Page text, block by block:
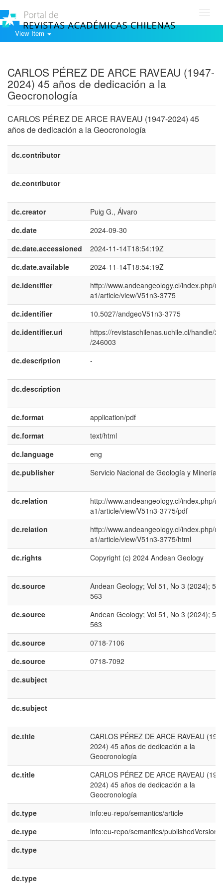
View Item
CARLOS PÉREZ DE ARCE RAVEAU (1947-
2024) 45 años de dedicación a la
Geocronología
CARLOS PÉREZ DE ARCE RAVEAU (1947-2024) 45
años de dedicación a la Geocronología
dc.contributor
dc.contributor
dc.creator
Puig G., Álvaro
dc.date
2024-09-30
dc.date.accessioned
2024-11-14T18:54:19Z
dc.date.available
2024-11-14T18:54:19Z
dc.identifier
http://www.andeangeology.cl/index.php/
a1/article/view/V51n3-3775
dc.identifier
10.5027/andgeoV51n3-3775
dc.identifier.uri
https://revistaschilenas.uchile.cl/handle/
/246003
dc.description
-
dc.description -
dc.format
application/pdf
dc.format
text/html
dc.language
eng
dc.publisher
Servicio Nacional de Geología y Minería
dc.relation
http://www.andeangeology.cl/index.php/
a1/article/view/V51n3-3775/pdf
dc.relation
http://www.andeangeology.cl/index.php/
a1/article/view/V51n3-3775/html
dc.rights
Copyright (c) 2024 Andean Geology
dc.source
Andean Geology; Vol 51, No 3 (2024);
563
dc.source
Andean Geology; Vol 51, No 3 (2024);
563
dc.source
0718-7106
dc.source
0718-7092
dc.subject
dc.subject
dc.title
CARLOS PÉREZ DE ARCE RAVEAU
2024) 45 años de dedicación a la
Geocronología
dc.title
CARLOS PÉREZ DE ARCE RAVEAU
2024) 45 años de dedicación a la
Geocronología
dc.type
info:eu-repo/semantics/article
dc.type
info:eu-repo/semantics/publishedVersion
dc.type
dc.type